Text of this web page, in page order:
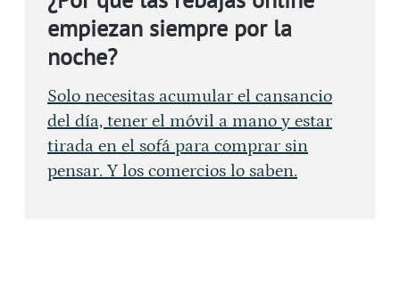
empiezan siempre por la
noche?
Solo necesitas acumular el cansancio
del día, tener el móvil a mano y estar
tirada en el sofá para comprar sin
pensar. Y los comercios lo saben.